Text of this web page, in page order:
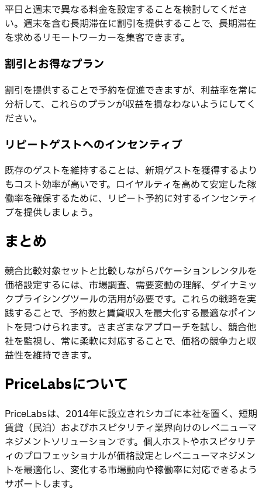
平日と週末で異なる料金を設定することを検討してくださ
い。週末を含む長期滞在に割引を提供することで、長期滞在
を求めるリモートワーカーを集客できます。
割引とお得なプラン
割引を提供することで予約を促進できますが、利益率を常に
分析して、これらのプランが収益を損なわないようにしてく
ださい。
リピートゲストへのインセンティブ
既存のゲストを維持することは、新規ゲストを獲得するより
もコスト効率が高いです。ロイヤルティを高めて安定した稼
働率を確保するために、リピート予約に対するインセンティ
ブを提供しましょう。
まとめ
競合比較対象セットと比較しながらバケーションレンタルを
価格設定するには、市場調査、需要変動の理解、ダイナミッ
クプライシングツールの活用が必要です。これらの戦略を実
践することで、予約数と賃貸収入を最大化する最適なポイン
トを見つけられます。さまざまなアプローチを試し、競合他
社を監視し、常に柔軟に対応することで、価格の競争力と収
益性を維持できます。
PriceLabsについて
PriceLabsは、2014年に設立されシカゴに本社を置く、短期
賃貸（民泊）およびホスピタリティ業界向けのレベニューマ
ネジメントソリューションです。個人ホストやホスピタリテ
ィのプロフェッショナルが価格設定とレベニューマネジメン
トを最適化し、変化する市場動向や稼働率に対応できるよう
サポートします。